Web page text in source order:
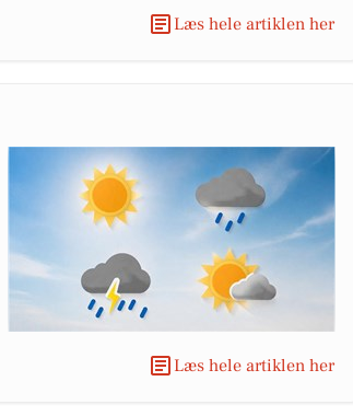
Læs hele artiklen her
Læs hele artiklen her